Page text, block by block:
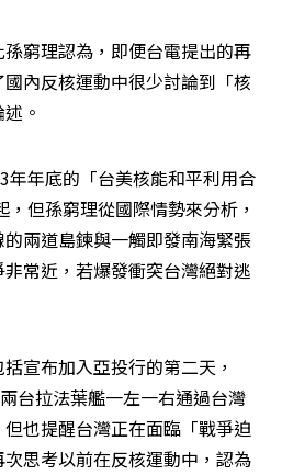
孫窮理認為，即便台電提出的再
內反核運動中很少討論到「核
。
年年底的「台美核能和平利用合
但孫窮理從國際情勢來分析，
兩道島鍊與一觸即發南海緊張
常近，若爆發衝突台灣絕對逃
宣布加入亞投行的第二天，
台拉法葉艦一左一右通過台灣
也提醒台灣正在面臨「戰爭迫
思考以前在反核運動中，認為